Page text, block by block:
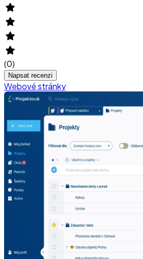
(0)
Napsat recenzi
Webové stránky